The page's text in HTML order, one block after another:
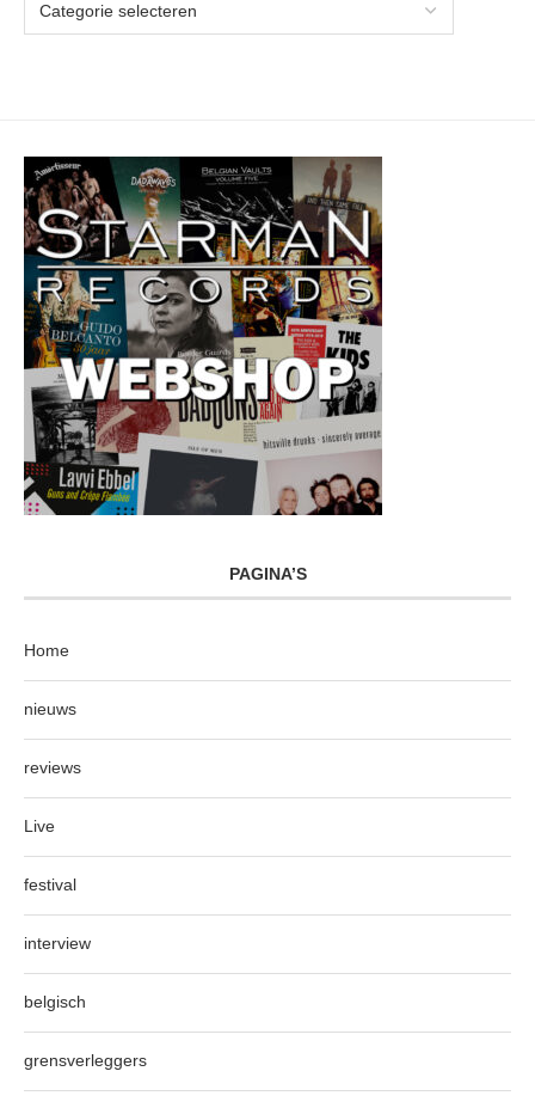
PAGINA’S
Home
nieuws
reviews
Live
festival
interview
belgisch
grensverleggers